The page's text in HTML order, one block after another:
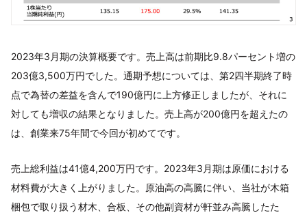
2023年3月期の決算概要です。売上高は前期比9.8パーセント増の
203億3,500万円でした。通期予想については、第2四半期終了時
点で為替の差益を含んで190億円に上方修正しましたが、それに
対しても増収の結果となりました。売上高が200億円を超えたの
は、創業来75年間で今回が初めてです。
売上総利益は41億4,200万円です。2023年3月期は原価における
材料費が大きく上がりました。原油高の高騰に伴い、当社が木箱
梱包で取り扱う材木、合板、その他副資材が軒並み高騰したた